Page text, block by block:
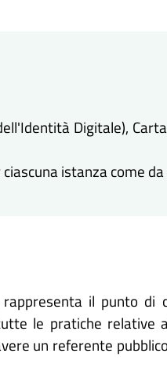
Digitale),
istanza come
il punto
le pratiche relative
un referente